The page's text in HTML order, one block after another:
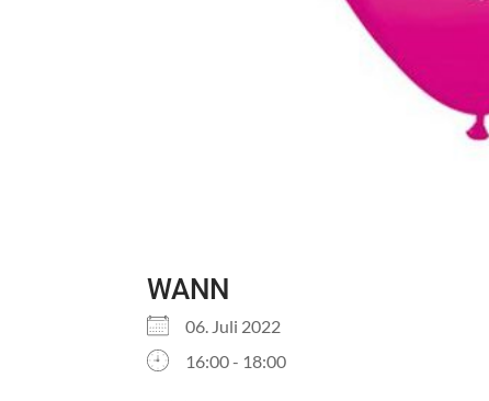
WANN
06. Juli 2022
16:00 - 18:00